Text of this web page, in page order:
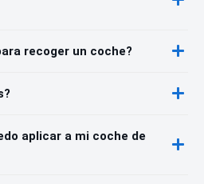
recoger un coche?
aplicar a mi coche de